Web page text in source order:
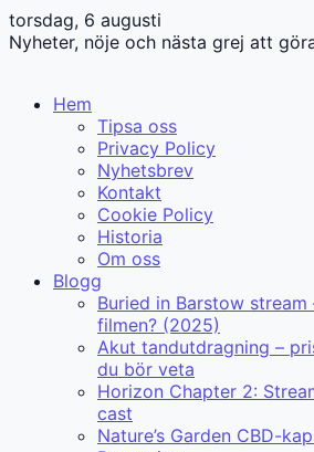
torsdag, 6 augusti
Nyheter, nöje och nästa grej att
Hem
Tipsa oss
Privacy Policy
Nyhetsbrev
Kontakt
Cookie Policy
Historia
Om oss
Blogg
Buried in Barstow
filmen? (2025)
Akut tandutdragning –
du bör veta
Horizon Chapter 2:
cast
Nature’s Garden CBD-